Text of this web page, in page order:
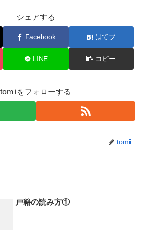
シェアする
Facebook はてブ
LINE コピー
tomiiをフォローする
tomii
戸籍の読み方①